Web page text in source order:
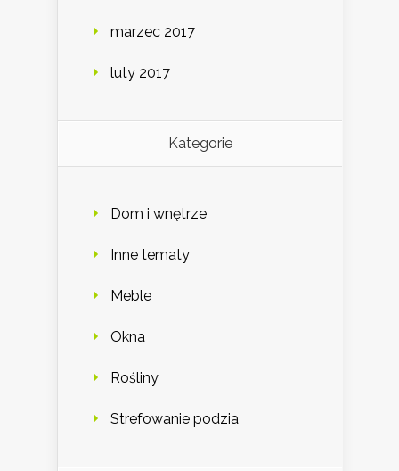
marzec 2017
luty 2017
Kategorie
Dom i wnętrze
Inne tematy
Meble
Okna
Rośliny
Strefowanie podzia